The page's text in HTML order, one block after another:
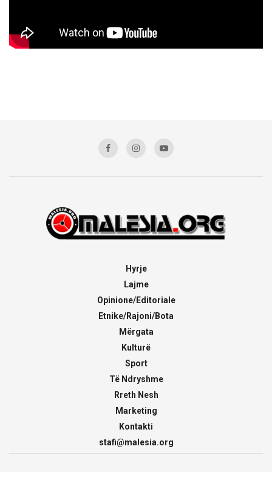
Hyrje
Lajme
Opinione/Editoriale
Etnike/Rajoni/Bota
Mërgata
Kulturë
Sport
Të Ndryshme
Rreth Nesh
Marketing
Kontakti
stafi@malesia.org